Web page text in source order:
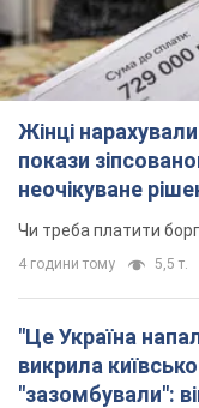
Жінці
покази
неочікуване
Чи треба платити
4 години тому 5,5 т.
"Це Україна
викрила
"зазомбували":